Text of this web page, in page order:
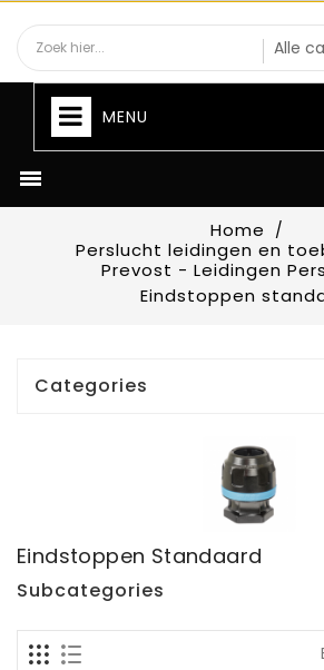
MENU

Home
Perslucht leidingen en
Prevost - Leidingen
Eindstoppen
Categories
Eindstoppen Standaard
Subcategories